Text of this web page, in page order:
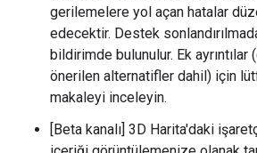
gerilemelere yol açan hatalar
edecektir. Destek
bildirimde bulunulur. Ek ayrıntılar
önerilen alternatifler dahil) için
makaleyi inceleyin.
[Beta kanalı] 3D Harita'daki